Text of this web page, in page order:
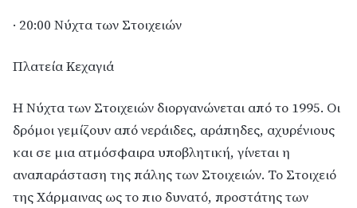
· 20:00 Νύχτα των Στοιχειών
Πλατεία Κεχαγιά
Η Νύχτα των Στοιχειών διοργανώνεται από το 1995. Οι
δρόμοι γεμίζουν από νεράιδες, αράπηδες, αχυρένιους
και σε μια ατμόσφαιρα υποβλητική, γίνεται η
αναπαράσταση της πάλης των Στοιχειών. Το Στοιχειό
της Χάρμαινας ως το πιο δυνατό, προστάτης των